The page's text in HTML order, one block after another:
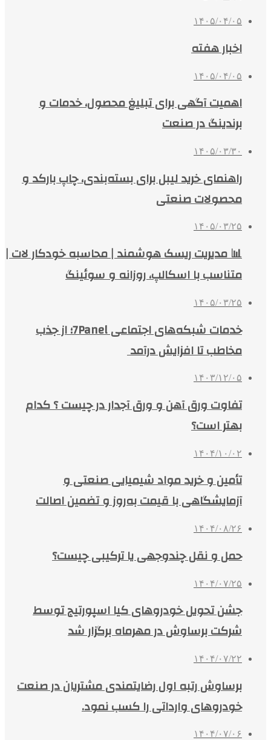
۱۴۰۵/۰۴/۰۵
اخبار هفته
۱۴۰۵/۰۴/۰۵
اهمیت آگهی برای تبلیغ محصول، خدمات و
برندینگ در صنعت
۱۴۰۵/۰۳/۳۰
راهنمای خرید لیبل برای بسته‌بندی، چاپ بارکد و
محصولات صنعتی
۱۴۰۵/۰۳/۲۵
📊 مدیریت ریسک هوشمند | محاسبه خودکار لات |
متناسب با اسکالپ، روزانه و سوئینگ
۱۴۰۵/۰۳/۲۵
خدمات شبکه‌های اجتماعی 7Panel؛ از جذب
مخاطب تا افزایش درآمد
۱۴۰۳/۱۲/۰۵
تفاوت ورق آهن و ورق آجدار در چیست ؟ کدام
بهتر است؟
۱۴۰۴/۱۰/۰۲
تأمین و خرید مواد شیمیایی صنعتی و
آزمایشگاهی با قیمت به‌روز و تضمین اصالت
۱۴۰۴/۰۸/۲۶
حمل و نقل چندوجهی یا ترکیبی چیست؟
۱۴۰۴/۰۷/۲۵
جشن تحویل خودروهای کیا اسپورتیج توسط
شرکت برساوش در مهرماه برگزار شد
۱۴۰۴/۰۷/۲۲
برساوش رتبه اول رضایتمندی مشتریان در صنعت
خودروهای وارداتی را کسب نمود.
۱۴۰۴/۰۷/۰۶